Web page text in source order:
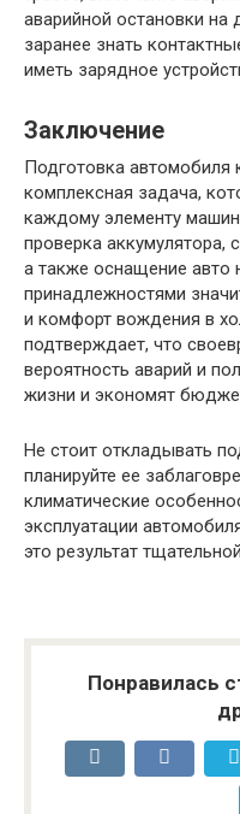
аварийной остановки на
заранее знать
иметь зарядное
Заключение
Подготовка автомобиля
комплексная задача,
каждому элементу
проверка аккумулятора,
а также оснащение авто
принадлежностями
и комфорт вождения в
подтверждает, что
вероятность аварий и
жизни и экономят
Не стоит откладывать
планируйте ее
климатические
эксплуатации
это результат
Понравилась